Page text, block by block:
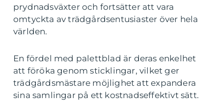
prydnadsväxter och fortsätter att vara
omtyckta av trädgårdsentusiaster över hela
världen.
En fördel med palettblad är deras enkelhet
att föröka genom sticklingar, vilket ger
trädgårdsmästare möjlighet att expandera
sina samlingar på ett kostnadseffektivt sätt.